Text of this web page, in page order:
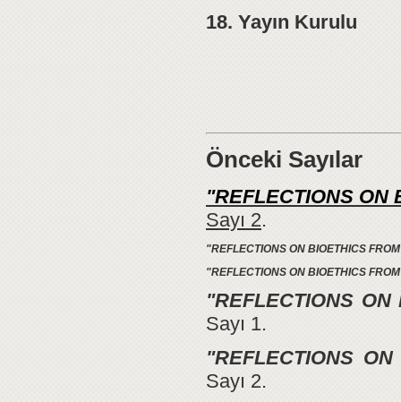
18. Yayın Kurulu
Önceki Sayılar
"REFLECTIONS ON
Sayı 2.
"REFLECTIONS ON BIOETHICS
"REFLECTIONS ON BIOETHICS
"REFLECTIONS
Sayı 1.
"REFLECTIONS
Sayı 2.